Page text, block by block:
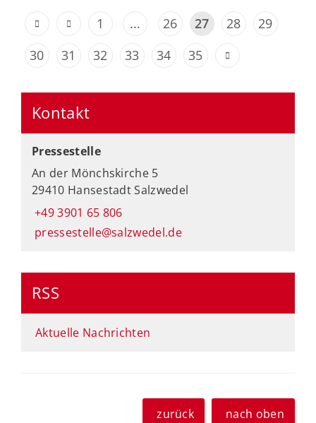
1 ... 26 27 28
29
30
31 32 33 34 35
Kontakt
Pressestelle
An der Mönchskirche 5
29410 Hansestadt Salzwedel
+49 3901 65 806
pressestelle@salzwedel.de
RSS
Aktuelle Nachrichten
zurück nach oben